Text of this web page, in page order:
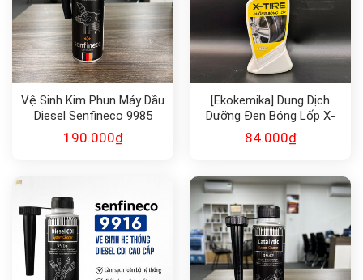
Vệ Sinh Kim Phun Máy Dầu
Diesel Senfineco 9985
190.000₫
[Ekokemika] Dung Dịch
Dưỡng Đen Bóng Lốp X-
TIRE
84.000₫